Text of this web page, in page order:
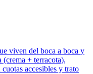
viven del boca a boca y
+ terracota),
accesibles y trato